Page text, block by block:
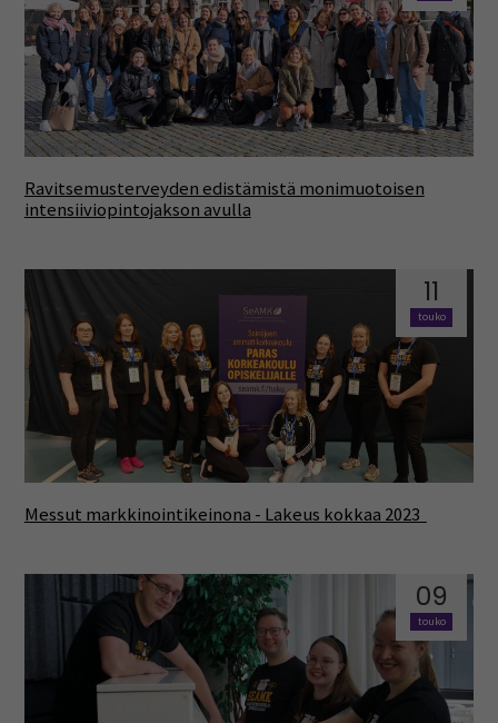
Ravitsemusterveyden edistämistä monimuotoisen
intensiiviopintojakson avulla
11
touko
Messut markkinointikeinona - Lakeus kokkaa 2023
09
touko